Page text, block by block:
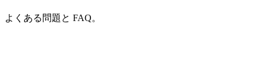
よくある問題と FAQ。